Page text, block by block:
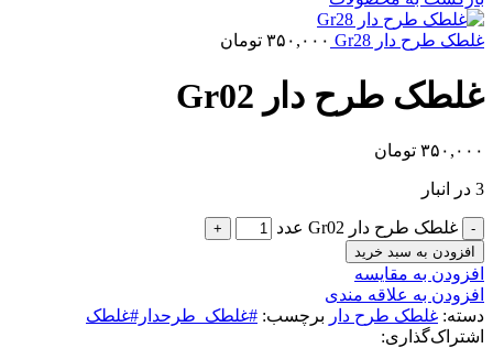
غلطک طرح دار Gr28 ۳۵۰,۰۰۰ تومان
غلطک طرح دار Gr02
۳۵۰,۰۰۰ تومان
3 در انبار
غلطک طرح دار Gr02 عدد
افزودن به سبد خرید
افزودن به مقایسه
افزودن به علاقه مندی
دسته: غلطک طرح دار برچسب: #غلطک_طرحدار#غلطک
اشتراک‌گذاری: